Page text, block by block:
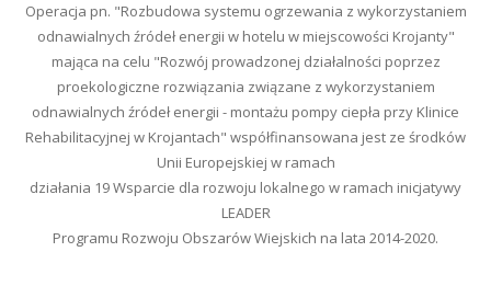
Operacja pn. "Rozbudowa systemu ogrzewania z wykorzystaniem
odnawialnych źródeł energii w hotelu w miejscowości Krojanty"
mająca na celu "Rozwój prowadzonej działalności poprzez
proekologiczne rozwiązania związane z wykorzystaniem
odnawialnych źródeł energii - montażu pompy ciepła przy Klinice
Rehabilitacyjnej w Krojantach" współfinansowana jest ze środków
Unii Europejskiej w ramach
działania 19 Wsparcie dla rozwoju lokalnego w ramach inicjatywy
LEADER
Programu Rozwoju Obszarów Wiejskich na lata 2014-2020.